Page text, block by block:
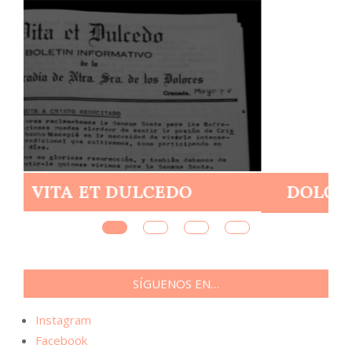
DOLORES, Reina de la Luz y el
Templo
Instagram